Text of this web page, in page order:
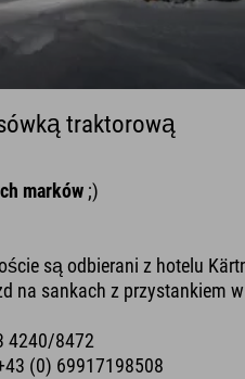
traktorową
marków ;)
są odbierani z hotelu
na sankach z przystankiem
4240/8472
(0) 69917198508